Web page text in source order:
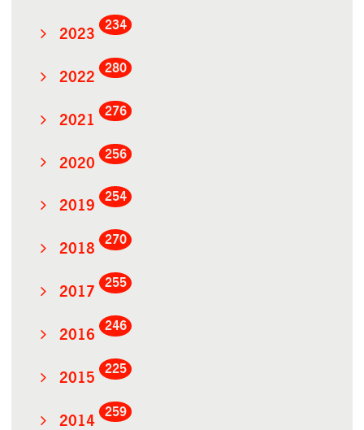
2023
234
2022
280
2021
276
2020
256
2019
254
2018
270
2017
255
2016
246
2015
225
2014
259